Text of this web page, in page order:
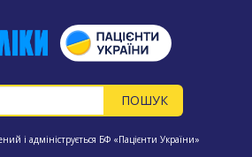
і адмініструється БФ «Пацієнти України»